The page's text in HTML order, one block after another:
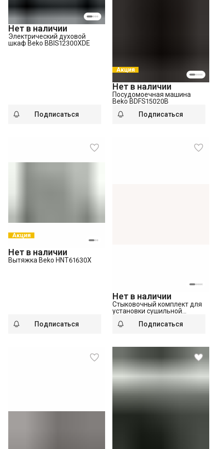
Нет в наличии
Электрический духовой
шкаф Beko BBIS12300XDE
Подписаться
Акция
Нет в наличии
Посудомоечная машина
Beko BDFS15020B
Подписаться
Акция
Нет в наличии
Вытяжка Beko HNT61630X
Подписаться
Нет в наличии
Стыковочный комплект для
установки сушильной
Beko PSKS 40-54см
Подписаться